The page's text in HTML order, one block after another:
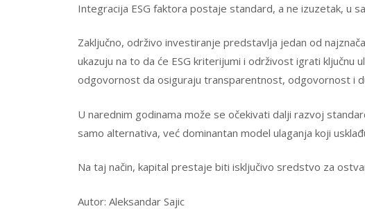
Integracija ESG faktora postaje standard, a ne izuzetak, u
Zaključno, održivo investiranje predstavlja jedan od
ukazuju na to da će ESG kriterijumi i održivost igrati
odgovornost da osiguraju transparentnost, odgovornost i
U narednim godinama može se očekivati dalji razvoj
samo alternativa, već dominantan model ulaganja koji
Na taj način, kapital prestaje biti isključivo sredstvo za
Autor: Aleksandar Sajic